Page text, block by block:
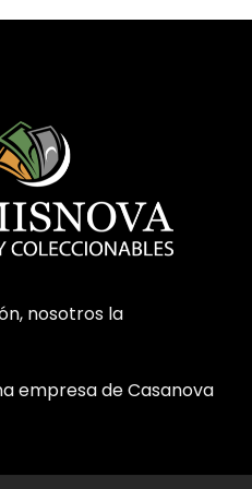
nosotros la
empresa de Casanova